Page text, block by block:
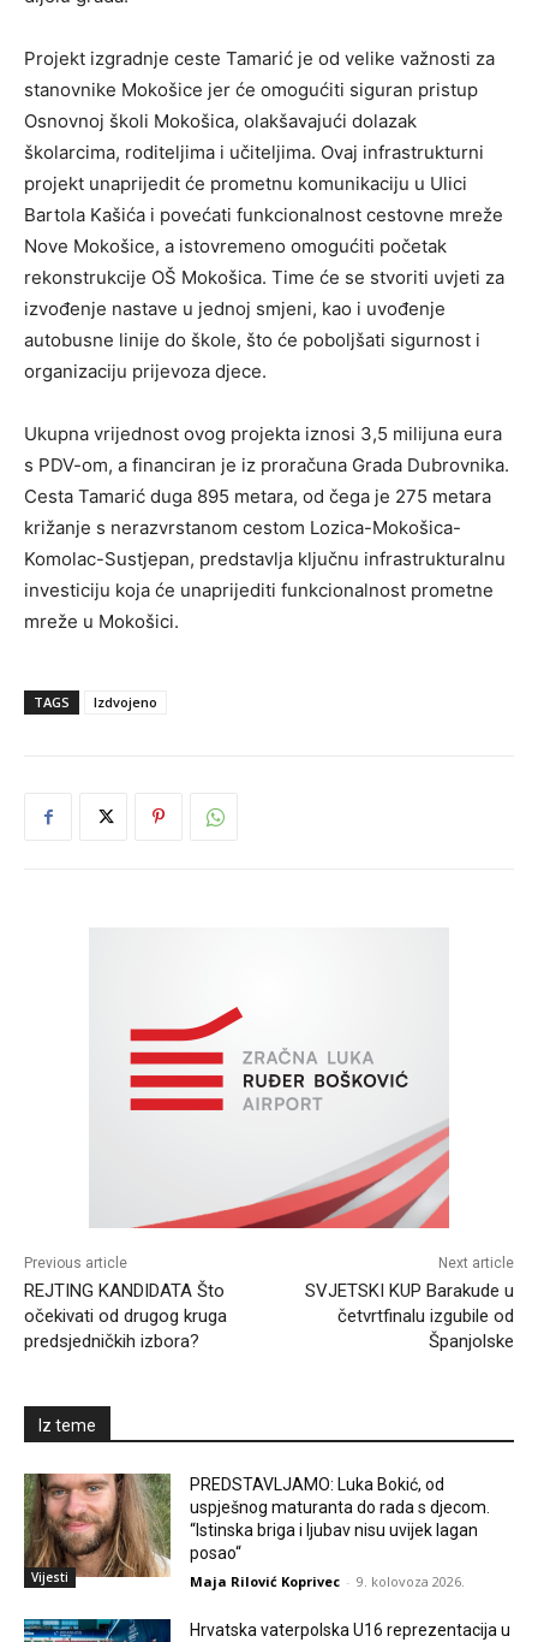
Projekt izgradnje ceste Tamarić je od velike važnosti za
stanovnike Mokošice jer će omogućiti siguran pristup
Osnovnoj školi Mokošica, olakšavajući dolazak
školarcima, roditeljima i učiteljima. Ovaj infrastrukturni
projekt unaprijedit će prometnu komunikaciju u Ulici
Bartola Kašića i povećati funkcionalnost cestovne mreže
Nove Mokošice, a istovremeno omogućiti početak
rekonstrukcije OŠ Mokošica. Time će se stvoriti uvjeti za
izvođenje nastave u jednoj smjeni, kao i uvođenje
autobusne linije do škole, što će poboljšati sigurnost i
organizaciju prijevoza djece.
Ukupna vrijednost ovog projekta iznosi 3,5 milijuna eura
s PDV-om, a financiran je iz proračuna Grada Dubrovnika.
Cesta Tamarić duga 895 metara, od čega je 275 metara
križanje s nerazvrstanom cestom Lozica-Mokošica-
Komolac-Sustjepan, predstavlja ključnu infrastrukturalnu
investiciju koja će unaprijediti funkcionalnost prometne
mreže u Mokošici.
TAGS Izdvojeno
Previous article
REJTING KANDIDATA Što
očekivati od drugog kruga
predsjedničkih izbora?
Next article
SVJETSKI KUP Barakude u
četvrtfinalu izgubile od
Španjolske
Iz teme
Vijesti
PREDSTAVLJAMO: Luka Bokić, od
uspješnog maturanta do rada s djecom.
“Istinska briga i ljubav nisu uvijek lagan
posao“
Maja Rilović Koprivec - 9. kolovoza 2026.
Hrvatska vaterpolska U16 reprezentacija u